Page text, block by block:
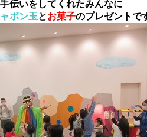
伝いをしてくれたみんなに
ボン玉とお菓子のプレゼントで